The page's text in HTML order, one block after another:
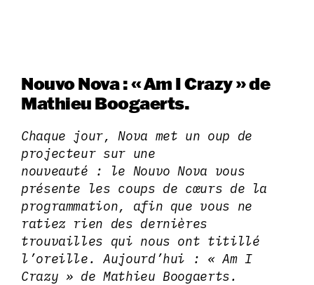
Nouvo Nova : « Am I Crazy » de
Mathieu Boogaerts.
Chaque jour, Nova met un oup de
projecteur sur une
nouveauté : le Nouvo Nova vous
présente les coups de cœurs de la
programmation, afin que vous ne
ratiez rien des dernières
trouvailles qui nous ont titillé
l’oreille. Aujourd’hui : « Am I
Crazy » de Mathieu Boogaerts.